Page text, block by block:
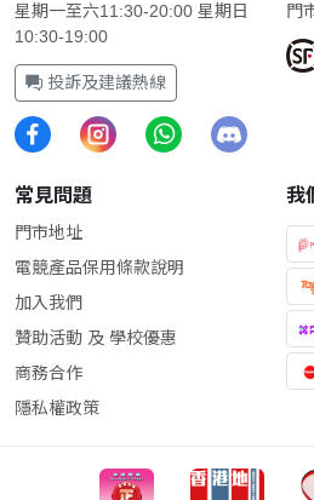
星期一至六11:30-20:00 星期日
10:30-19:00
投訴及建議熱線
門
常見問題
門市地址
電競產品保用條款說明
加入我們
贊助活動 及 學校優惠
商務合作
隱私權政策
我